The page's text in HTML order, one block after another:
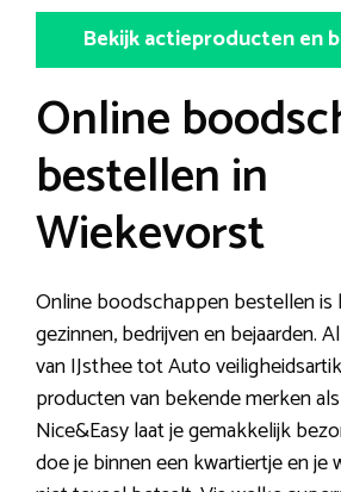
Bekijk actieproducten en
Online
bestellen in
Wiekevorst
Online boodschappen bestellen is
gezinnen, bedrijven en bejaarden.
van IJsthee tot Auto
producten van bekende merken
Nice&Easy laat je gemakkelijk
doe je binnen een kwartiertje en je